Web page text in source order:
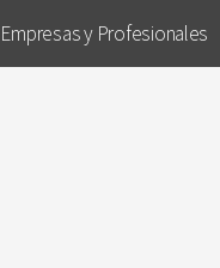
Empresas y Profesionales